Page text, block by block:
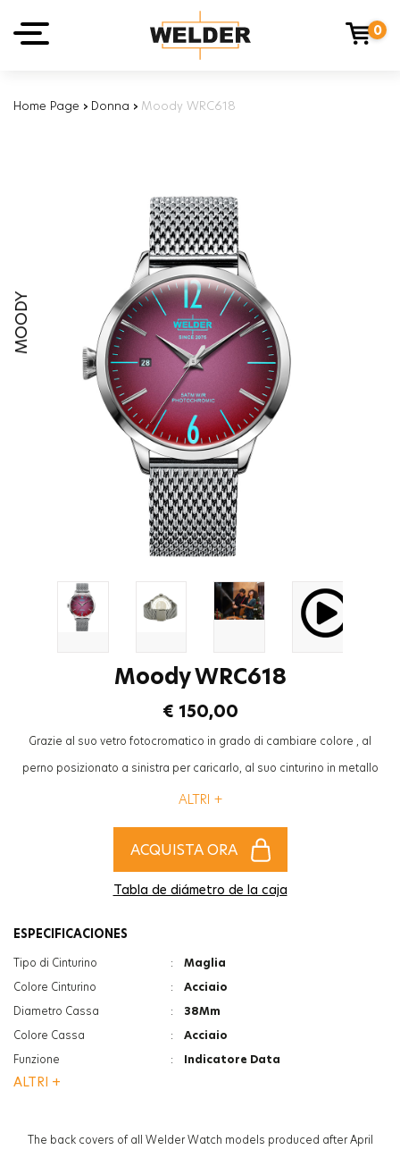
0
Home Page › Donna › Moody WRC618
MOODY
Moody WRC618
€ 150,00
Grazie al suo vetro fotocromatico in grado di cambiare colore , al
perno posizionato a sinistra per caricarlo, al suo cinturino in metallo
mesh ad aspetto “cool”, la collezione “Breezy” Welder Moody sarà
ALTRI +
ACQUISTA ORA
Tabla de diámetro de la caja
ESPECIFICACIONES
Tipo di Cinturino :
Maglia
Colore Cinturino
:
Acciaio
Diametro Cassa
:
38Mm
Colore Cassa
:
Acciaio
Funzione
:
Indicatore Data
Vetro
Spessore
:
12Mm
ALTRI +
The back covers of all Welder Watch models produced after April